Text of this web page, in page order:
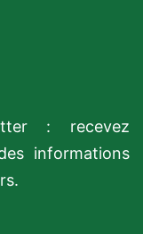
: recevez
informations